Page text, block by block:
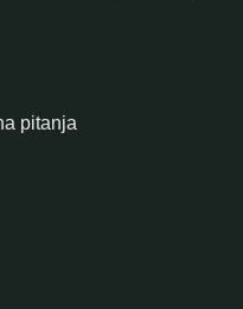
pitanja